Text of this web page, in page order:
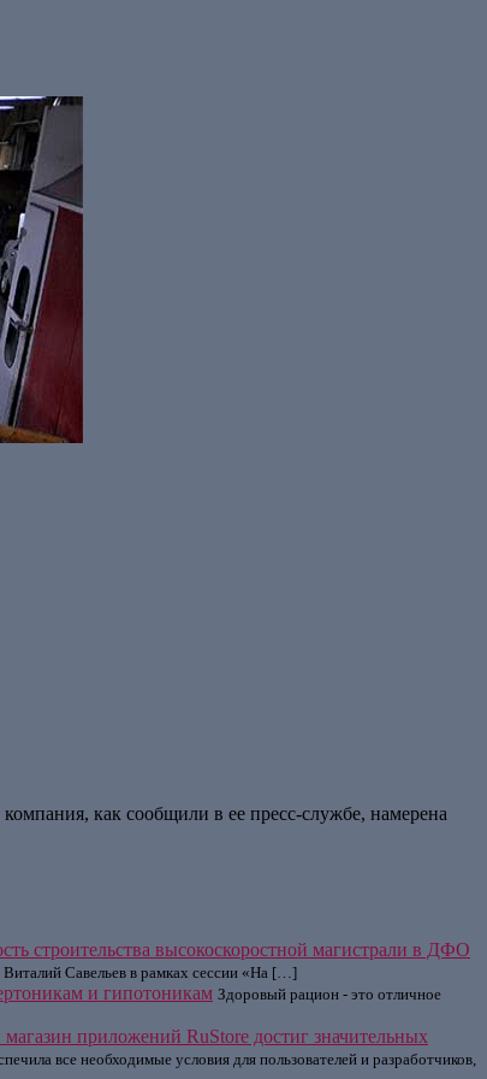
как сообщили в ее пресс-службе, намерена
строительства высокоскоростной магистрали в ДФО
Савельев в рамках сессии «На […]
и гипотоникам Здоровый рацион - это отличное
приложений RuStore достиг значительных
все необходимые условия для пользователей и разработчиков,